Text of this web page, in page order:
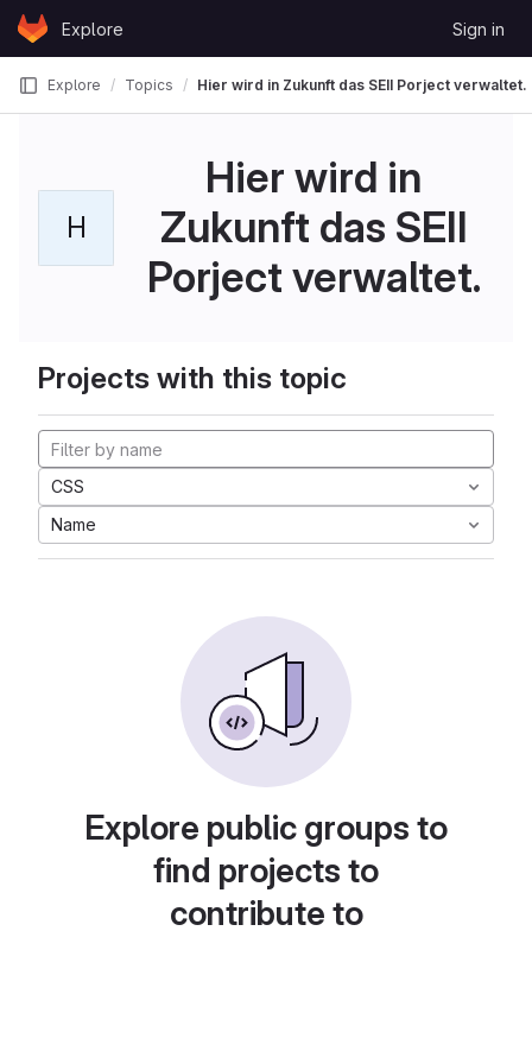
Skip to content
GitLabExplore Sign in
Explore Topics Hier wird in Zukunft das SEII Porject verwaltet.
H
Hier wird in
Zukunft das SEII
Porject verwaltet.
Projects with this topic
CSS
Name
Explore public groups to
find projects to
contribute to